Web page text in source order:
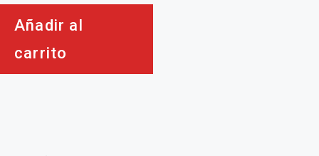
Añadir al
carrito